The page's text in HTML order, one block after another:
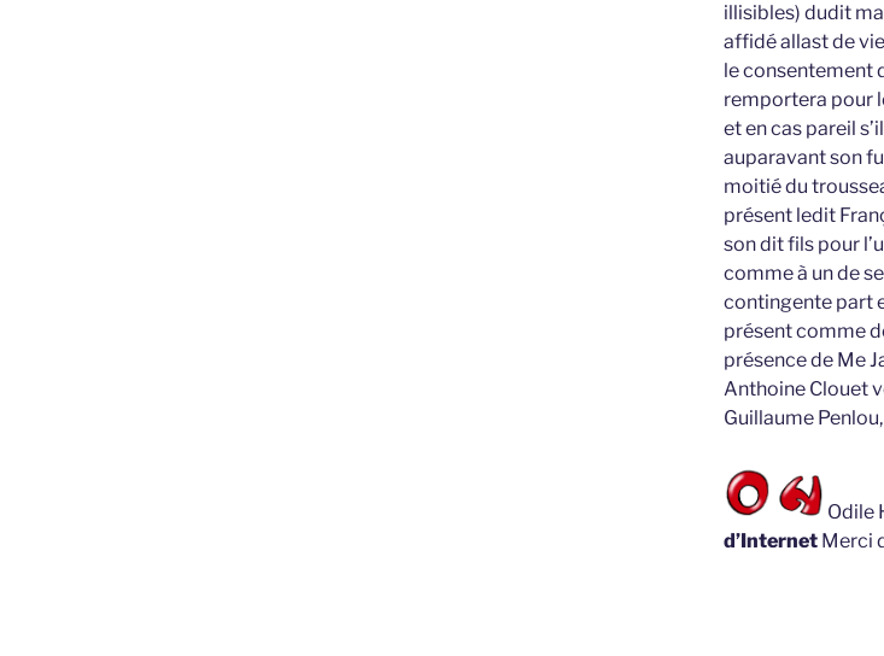
illisibles) dudit
affidé allast de
le consentement
remportera pour
et en cas pareil
auparavant son
moitié du
présent ledit
son dit fils pour
comme à un de
contingente part
présent comme
présence de Me
Anthoine Clouet
Guillaume
Odile
d’Internet Merci